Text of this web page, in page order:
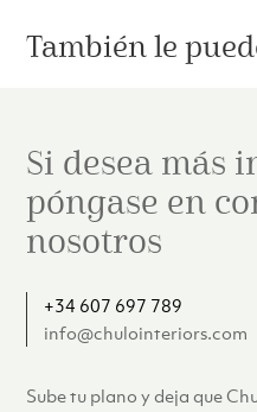
También le
Si desea más
póngase en
nosotros
+34 607 697 789
info@chulointeriors.com
Sube tu plano y deja que